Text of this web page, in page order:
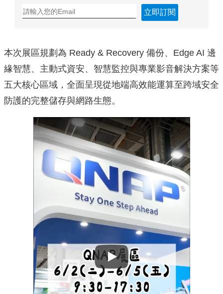
立即訂閱
本次展區規劃為 Ready & Recovery 備份、Edge AI 邊
緣智慧、主動式資安、智慧監控與專業影音解決方案等
五大核心區域，全面呈現從地端高效能運算至跨域安全
防護的完整儲存與網路生態。
Play